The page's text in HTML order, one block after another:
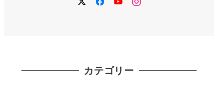
カテゴリー